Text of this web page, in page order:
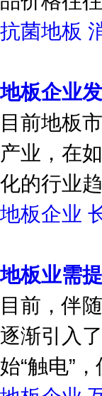
品价格往
抗菌地板
地板企业
目前地板
产业，在
化的行业
地板企业
地板业需
目前，伴
逐渐引入
始“触电”